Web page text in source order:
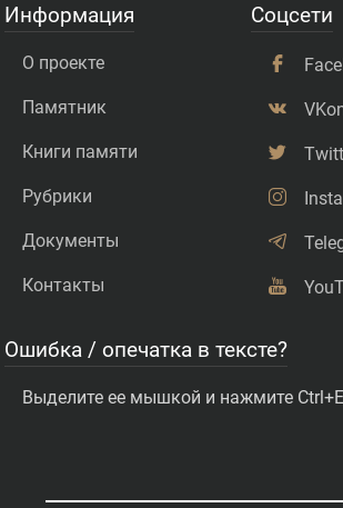
Информация
О проекте
Памятник
Книги памяти
Рубрики
Документы
Контакты
Соцсети
Ошибка / опечатка в тексте?
Выделите ее мышкой и нажмите